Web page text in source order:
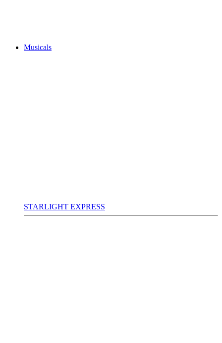
Musicals
STARLIGHT EXPRESS